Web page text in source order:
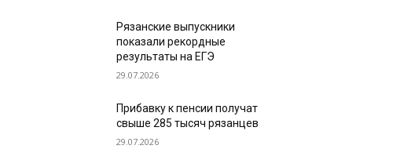
Рязанские выпускники
показали рекордные
результаты на ЕГЭ
29.07.2026
Прибавку к пенсии получат
свыше 285 тысяч рязанцев
29.07.2026